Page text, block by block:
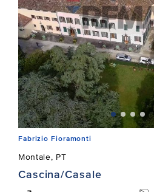
Fabrizio Fioramonti
Montale, PT
Cascina/Casale